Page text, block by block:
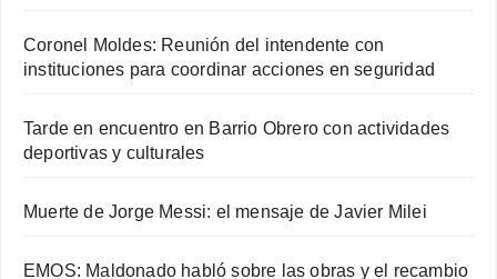
Coronel Moldes: Reunión del intendente con
instituciones para coordinar acciones en seguridad
Tarde en encuentro en Barrio Obrero con actividades
deportivas y culturales
Muerte de Jorge Messi: el mensaje de Javier Milei
EMOS: Maldonado habló sobre las obras y el recambio